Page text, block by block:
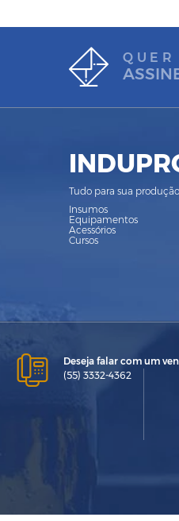
QUER
Tudo para sua
Insumos
Equipamentos
Acessórios
Cursos
Deseja falar com um
(55) 3332-4362